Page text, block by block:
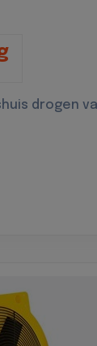
drogen